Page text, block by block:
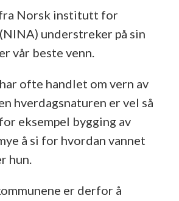
fra Norsk institutt for
understreker på sin
vår beste venn.
ofte handlet om vern av
hverdagsnaturen er vel så
eksempel bygging av
å si for hvordan vannet
hun.
er derfor å